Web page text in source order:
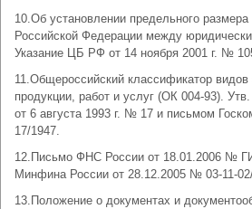
10.Об установлении предельного
Российской Федерации между
Указание ЦБ РФ от 14 ноября 2001 г. №
11.Общероссийский классификатор видов
продукции, работ и услуг (ОК 004-93).
от 6 августа 1993 г. № 17 и письмом
17/1947.
12.Письмо ФНС России от 18.01.2006 №
Минфина России от 28.12.2005 № 03-11-
13.Положение о документах и